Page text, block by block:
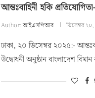
আন্তঃবাহিনী হকি
Author:আইএসপিআর ডিসেম্বর
ঢাকা, ২০ ডিসেম্বর ২০২৫:-
উদ্বোধনী অনুষ্ঠান বাংলাদেশ বিমান